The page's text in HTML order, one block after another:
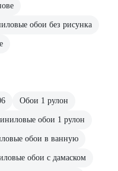
обои без рисунка
Обои 1 рулон
обои 1 рулон
обои в ванную
обои с дамаском